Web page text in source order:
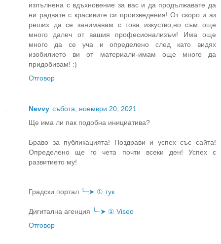
изпълнена с вдъхновение за вас и да продължавате да
ни радвате с красивите си произведения! От скоро и аз
реших да се занимавам с това изкуство,но съм още
много далеч от вашия професионализъм! Има още
много да се уча и определено след като видях
изобилието ви от материали-имам още много да
придобивам! :)
Отговор
Nevvy събота, ноември 20, 2021
Ще има ли пак подобна инициатива?
Браво за публикацията! Поздрави и успех със сайта!
Определено ще го чета почти всеки ден! Успех с
развитието му!
Градски портал ╰┈➤ ① тук
Дигитална агенция ╰┈➤ ① Viseo
Отговор